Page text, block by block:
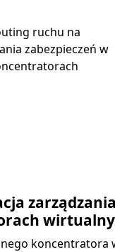
ruchu na
zabezpieczeń w